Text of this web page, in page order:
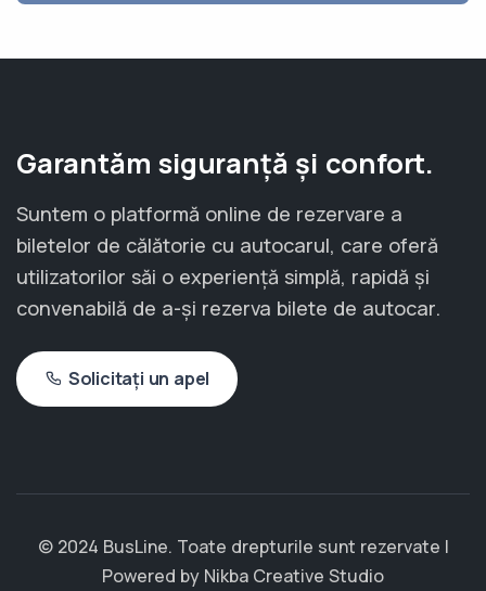
Garantăm siguranță și confort.
Suntem o platformă online de rezervare a
biletelor de călătorie cu autocarul, care oferă
utilizatorilor săi o experiență simplă, rapidă și
convenabilă de a-și rezerva bilete de autocar.
Solicitați un apel
© 2024 BusLine. Toate drepturile sunt rezervate |
Powered by Nikba Creative Studio